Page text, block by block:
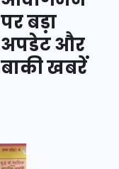
पर बड़ा
अपडेट और
बाकी खबरें